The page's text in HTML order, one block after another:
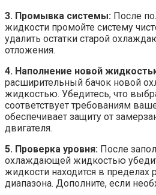
3. Промывка системы: После
жидкости промойте систему
удалить остатки старой
отложения.
4. Наполнение новой
расширительный бачок новой
жидкостью. Убедитесь, что
соответствует требованиям
обеспечивает защиту от
двигателя.
5. Проверка уровня: После
охлаждающей жидкостью
жидкости находится в пределах
диапазона. Дополните, если